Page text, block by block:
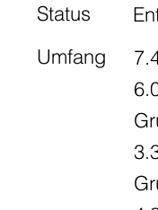
Status
Umfang